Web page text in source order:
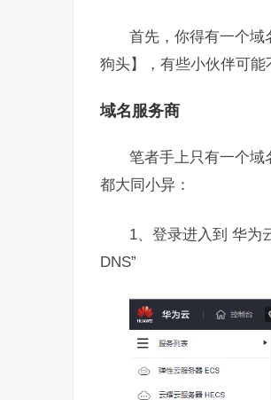
首先，你得有一个域
狗头】，有些小伙伴可能
域名服务商
笔者手上只有一个域
都大同小异：
1、登录进入到 华为
DNS”